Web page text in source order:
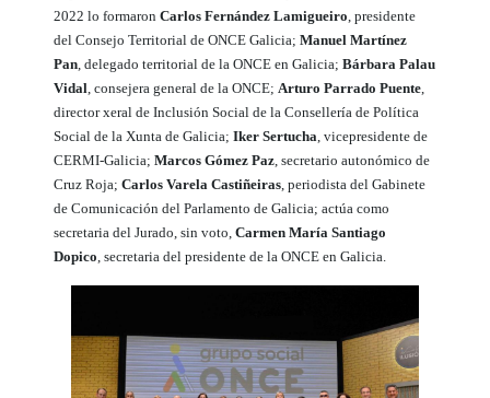
2022 lo formaronCarlos Fernández Lamigueiro, presidente
del Consejo Territorial de ONCE Galicia;Manuel Martínez
Pan, delegado territorial de la ONCE en Galicia;Bárbara Palau
Vidal, consejera general de la ONCE;Arturo Parrado Puente,
director xeral de Inclusión Social de la Consellería de Política
Social de la Xunta de Galicia;Iker Sertucha, vicepresidente de
CERMI-Galicia;Marcos Gómez Paz, secretario autonómico de
Cruz Roja;Carlos Varela Castiñeiras, periodista del Gabinete
de Comunicación del Parlamento de Galicia; actúa como
secretaria del Jurado, sin voto,Carmen María Santiago
Dopico, secretaria del presidente de la ONCE en Galicia.